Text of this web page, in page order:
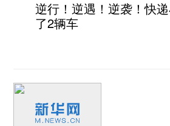
逆行！逆遇！逆袭！快
了2辆车